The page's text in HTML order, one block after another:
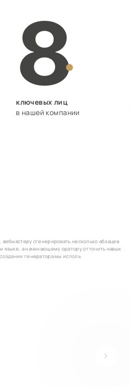
8
ключевых лиц
в нашей компании
сгенерировать несколько абзацев
а начинающему оратору отточить навык
генератора мы исполь